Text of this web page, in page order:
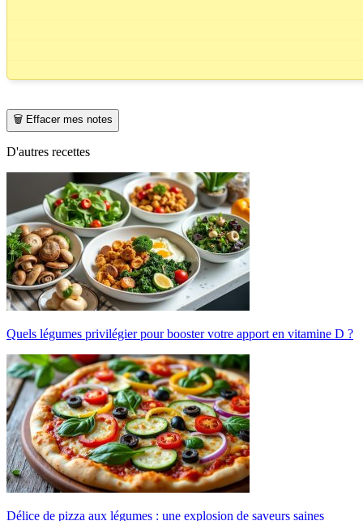
🗑️ Effacer mes notes
D'autres recettes
Quels légumes privilégier pour booster votre apport en vitamine D ?
Délice de pizza aux légumes : une explosion de saveurs saines